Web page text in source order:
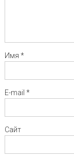
Имя *
E-mail *
Сайт